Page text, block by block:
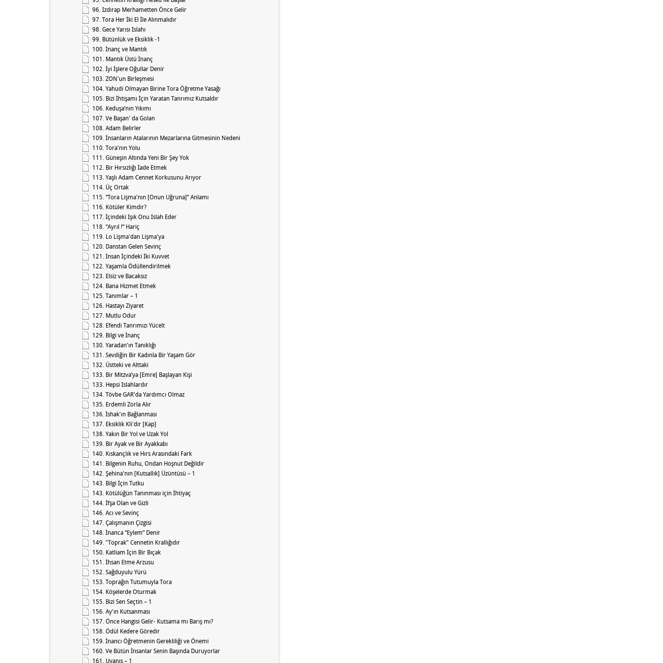
96. Izdırap Merhametten Önce Gelir
97. Tora Her İki El İle Alınmalıdır
98. Gece Yarısı Islahı
99. Bütünlük ve Eksiklik -1
100. İnanç ve Mantık
101. Mantık Üstü İnanç
102. İyi İşlere Oğullar Denir
103. ZON'un Birleşmesi
104. Yahudi Olmayan Birine Tora Öğretme Yasağı
105. Bizi İhtişamı İçin Yaratan Tanrımız Kutsaldır
106. Keduşa’nın Yıkımı
107. Ve Başan' da Golan
108. Adam Belirler
109. İnsanların Atalarının Mezarlarına Gitmesinin Nedeni
110. Tora'nın Yolu
111. Güneşin Altında Yeni Bir Şey Yok
112. Bir Hırsızlığı İade Etmek
113. Yaşlı Adam Cennet Korkusunu Arıyor
114. Üç Ortak
115. “Tora Lişma'nın [Onun Uğruna]” Anlamı
116. Kötüler Kimdir?
117. İçindeki Işık Onu Islah Eder
118. “Ayrıl !” Hariç
119. Lo Lişma'dan Lişma'ya
120. Danstan Gelen Sevinç
121. İnsan İçindeki İki Kuvvet
122. Yaşamla Ödüllendirilmek
123. Elsiz ve Bacaksız
124. Bana Hizmet Etmek
125. Tanımlar – 1
126. Hastayı Ziyaret
127. Mutlu Odur
128. Efendi Tanrımızı ​​Yücelt
129. Bilgi ve İnanç
130. Yaradan'ın Tanıklığı
131. Sevdiğin Bir Kadınla Bir Yaşam Gör
132. Üstteki ve Alttaki
133. Bir Mitzva’ya [Emre] Başlayan Kişi
133. Hepsi Islahlardır
134. Tövbe GAR'da Yardımcı Olmaz
135. Erdemli Zorla Alır
136. İshak'ın Bağlanması
137. Eksiklik Kli'dir [Kap]
138. Yakın Bir Yol ve Uzak Yol
139. Bir Ayak ve Bir Ayakkabı
140. Kıskançlık ve Hırs Arasındaki Fark
141. Bilgenin Ruhu, Ondan Hoşnut Değildir
142. Şehina'nın [Kutsallık] Üzüntüsü – 1
143. Bilgi İçin Tutku
143. Kötülüğün Tanınması için İhtiyaç
144. İfşa Olan ve Gizli
146. Acı ve Sevinç
147. Çalışmanın Çizgisi
148. İnanca “Eylem” Denir
149. "Toprak" Cennetin Krallığıdır
150. Katliam İçin Bir Bıçak
151. İhsan Etme Arzusu
152. Sağduyulu Yürü
153. Toprağın Tutumuyla Tora
154. Köşelerde Oturmak
155. Bizi Sen Seçtin – 1
156. Ay'ın Kutsanması
157. Önce Hangisi Gelir- Kutsama mı Barış mı?
158. Ödül Kedere Göredir
159. İnancı Öğretmenin Gerekliliği ve Önemi
160. Ve Bütün İnsanlar Senin Başında Duruyorlar
161. Uyanış – 1